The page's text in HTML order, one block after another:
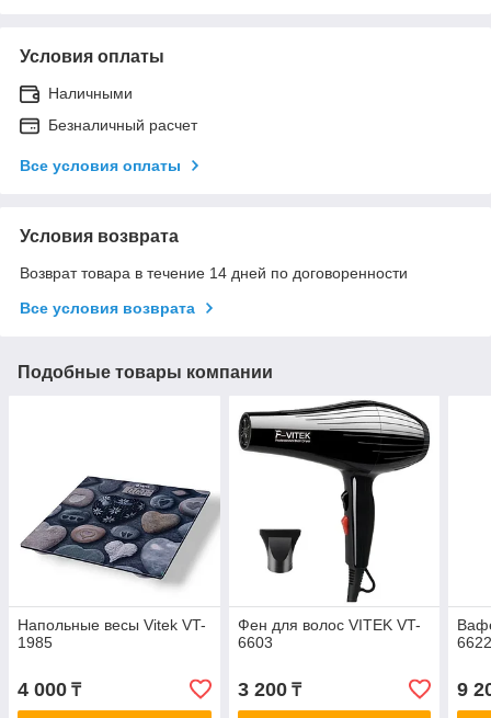
Условия оплаты
Наличными
Безналичный расчет
Все условия оплаты
Условия возврата
Возврат товара в течение 14 дней по договоренности
Все условия возврата
Подобные товары компании
Напольные весы Vitek VT-
1985
4 000 ₸
Фен для волос VITEK VT-
6603
3 200₸ 9